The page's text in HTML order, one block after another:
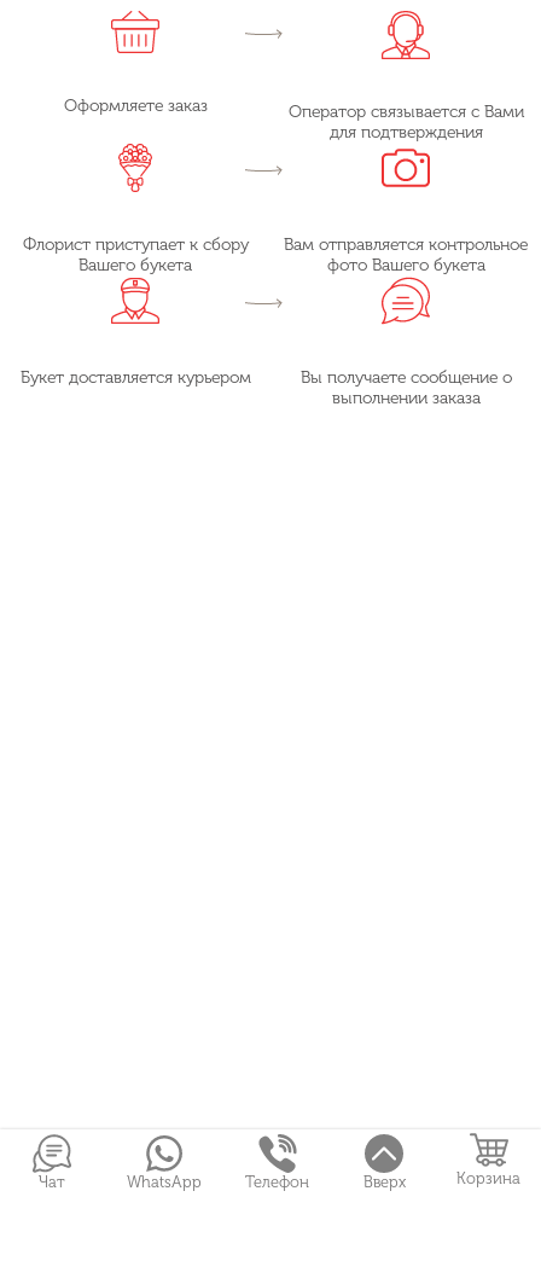
Оформляете заказ
Оператор связывается с Вами
для подтверждения
Флорист приступает к сбору
Вашего букета
Вам отправляется контрольное
фото Вашего букета
Букет доставляется курьером
Вы получаете сообщение о
выполнении заказа
Чат WhatsApp Телефон Вверх Корзина